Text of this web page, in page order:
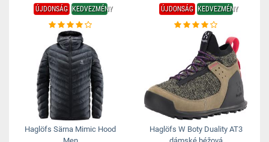
ÚJDONSÁG KEDVEZMÉNY
Haglöfs Särna Mimic Hood
ÚJDONSÁG KEDVEZMÉNY
Haglöfs W Boty Duality AT3